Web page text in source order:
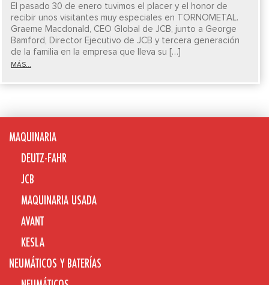
El pasado 30 de enero tuvimos el placer y el honor de
recibir unos visitantes muy especiales en TORNOMETAL.
Graeme Macdonald, CEO Global de JCB, junto a George
Bamford, Director Ejecutivo de JCB y tercera generación
de la familia en la empresa que lleva su […]
MÁS...
MAQUINARIA
DEUTZ-FAHR
JCB
MAQUINARIA USADA
AVANT
KESLA
NEUMÁTICOS Y BATERÍAS